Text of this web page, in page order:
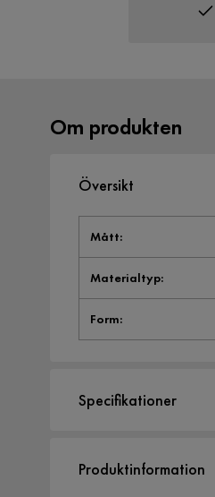
Om produkten
Översikt
Mått:
Materialtyp:
Form:
Specifikationer
Storlek
Produktinformation